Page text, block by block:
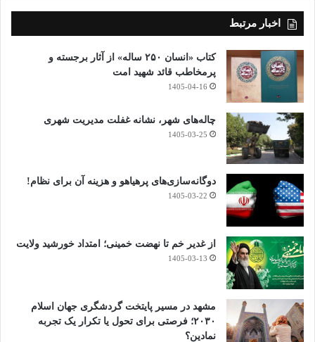
اخبار مرتبط
کتاب «انسان ۲۵۰ ساله» از آثار برجسته و
پرمخاطب قائد شهید امت
1405-04-16
چاله‌های شهر، نشانه غفلت مدیریت شهری
1405-03-25
دوگانه‌سازی‌های پرهیاهو و هزینه آن برای نظام!
1405-03-22
از غدیر خم تا نهضت خمینی؛ امتداد خورشید ولایت
1405-03-13
مشهد در مسیر پایتخت گردشگری جهان اسلام
۲۰۳۰؛ فرصتی برای تحول یا تکرار یک تجربه
نمادین؟